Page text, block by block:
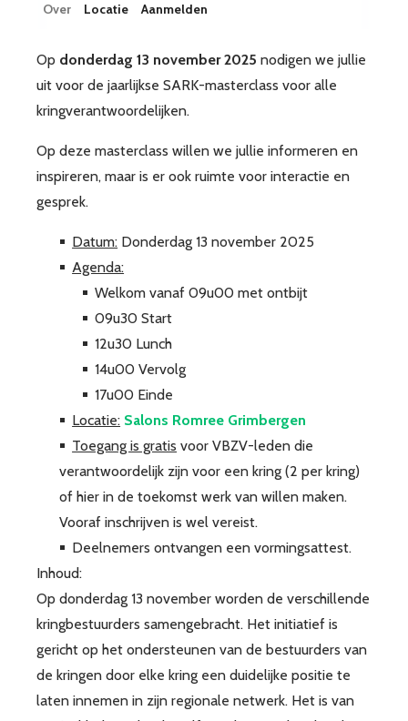
Over Locatie Aanmelden
Op donderdag 13 november 2025nodigen we jullie
uit voor de jaarlijkse SARK-masterclass voor alle
kringverantwoordelijken.
Op deze masterclass willen we jullie informeren en
inspireren, maar is er ook ruimte voor interactie en
gesprek.
Datum: Donderdag 13 november 2025
Agenda:
Welkom vanaf 09u00 met ontbijt
09u30 Start
12u30 Lunch
14u00 Vervolg
17u00 Einde
Locatie: Salons Romree Grimbergen
Toegang is gratis voor VBZV-leden die
verantwoordelijk zijn voor een kring (2 per kring)
of hier in de toekomst werk van willen maken.
Vooraf inschrijven is wel vereist.
Deelnemers ontvangen een vormingsattest.
Inhoud:
Op donderdag 13 november worden de verschillende
kringbestuurders samengebracht. Het initiatief is
gericht op het ondersteunen van de bestuurders van
de kringen door elke kring een duidelijke positie te
laten innemen in zijn regionale netwerk. Het is van